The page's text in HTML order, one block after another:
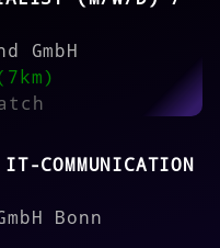
GmbH
IT-COMMUNICATION
Bonn